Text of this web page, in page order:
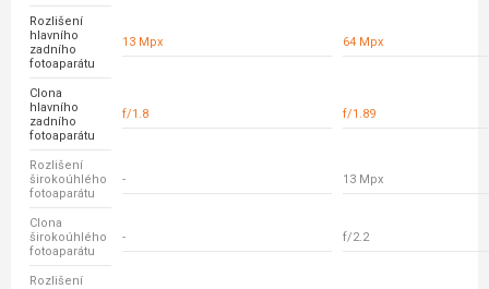
Rozlišení
hlavního
zadního
fotoaparátu
13 Mpx 64 Mpx
Clona
hlavního
zadního
fotoaparátu
f/1.8 f/1.89
Rozlišení
širokoúhlého
fotoaparátu
- 13 Mpx
Clona
širokoúhlého
fotoaparátu
- f/2.2
Rozlišení